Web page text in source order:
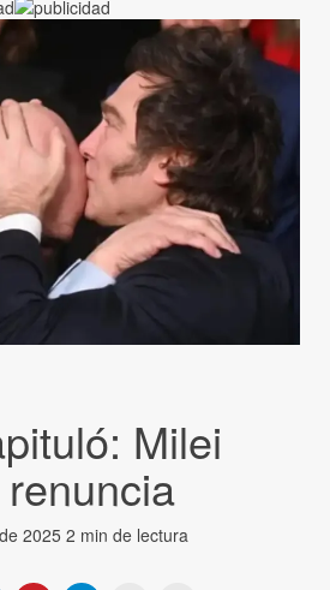
Milei
2025 2 min de lectura